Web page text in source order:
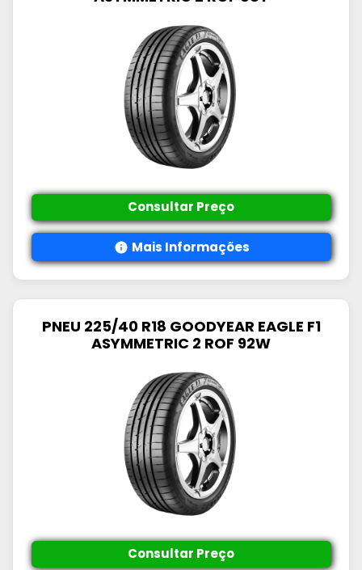
Consultar Preço
Mais Informações
PNEU 225/40 R18 GOODYEAR EAGLE F1
ASYMMETRIC 2 ROF 92W
Consultar Preço